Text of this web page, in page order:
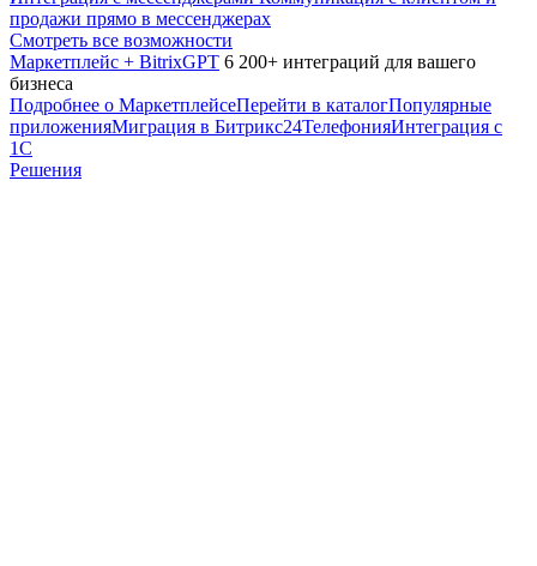
продажи прямо в мессенджерах
Смотреть все возможности
Маркетплейс + BitrixGPT 6 200+ интеграций для вашего
бизнеса
Подробнее о МаркетплейсеПерейти в каталогПопулярные
приложенияМиграция в Битрикс24ТелефонияИнтеграция с
1С
Решения